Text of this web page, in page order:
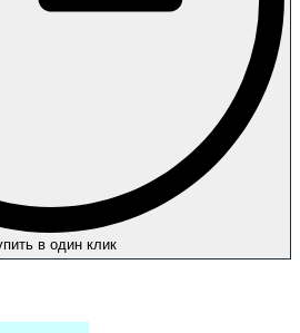
в один клик